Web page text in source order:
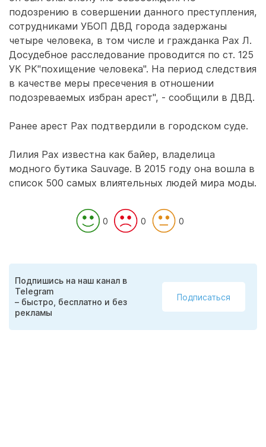
подозрению в совершении данного преступления,
сотрудниками УБОП ДВД города задержаны
четыре человека, в том числе и гражданка Рах Л.
Досудебное расследование проводится по ст. 125
УК РК"похищение человека". На период следствия
в качестве меры пресечения в отношении
подозреваемых избран арест", - сообщили в ДВД.
Ранее арест Рах подтвердили в городском суде.
Лилия Рах известна как байер, владелица
модного бутика Sauvage. В 2015 году она вошла в
список 500 самых влиятельных людей мира моды.
0 0 0
Подпишись на наш канал в
Telegram
– быстро, бесплатно и без
рекламы
Подписаться